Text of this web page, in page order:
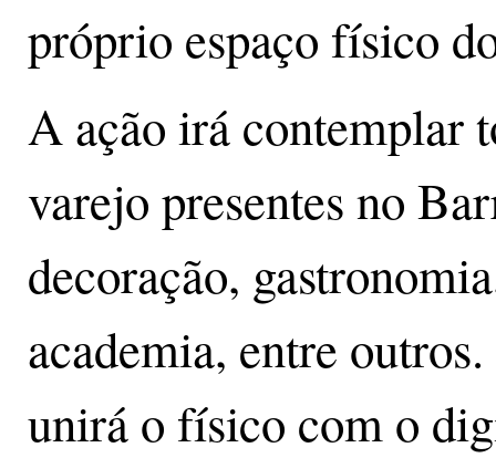
próprio espaço físico
A ação irá contemplar
varejo presentes no
decoração,
academia, entre
unirá o físico com o